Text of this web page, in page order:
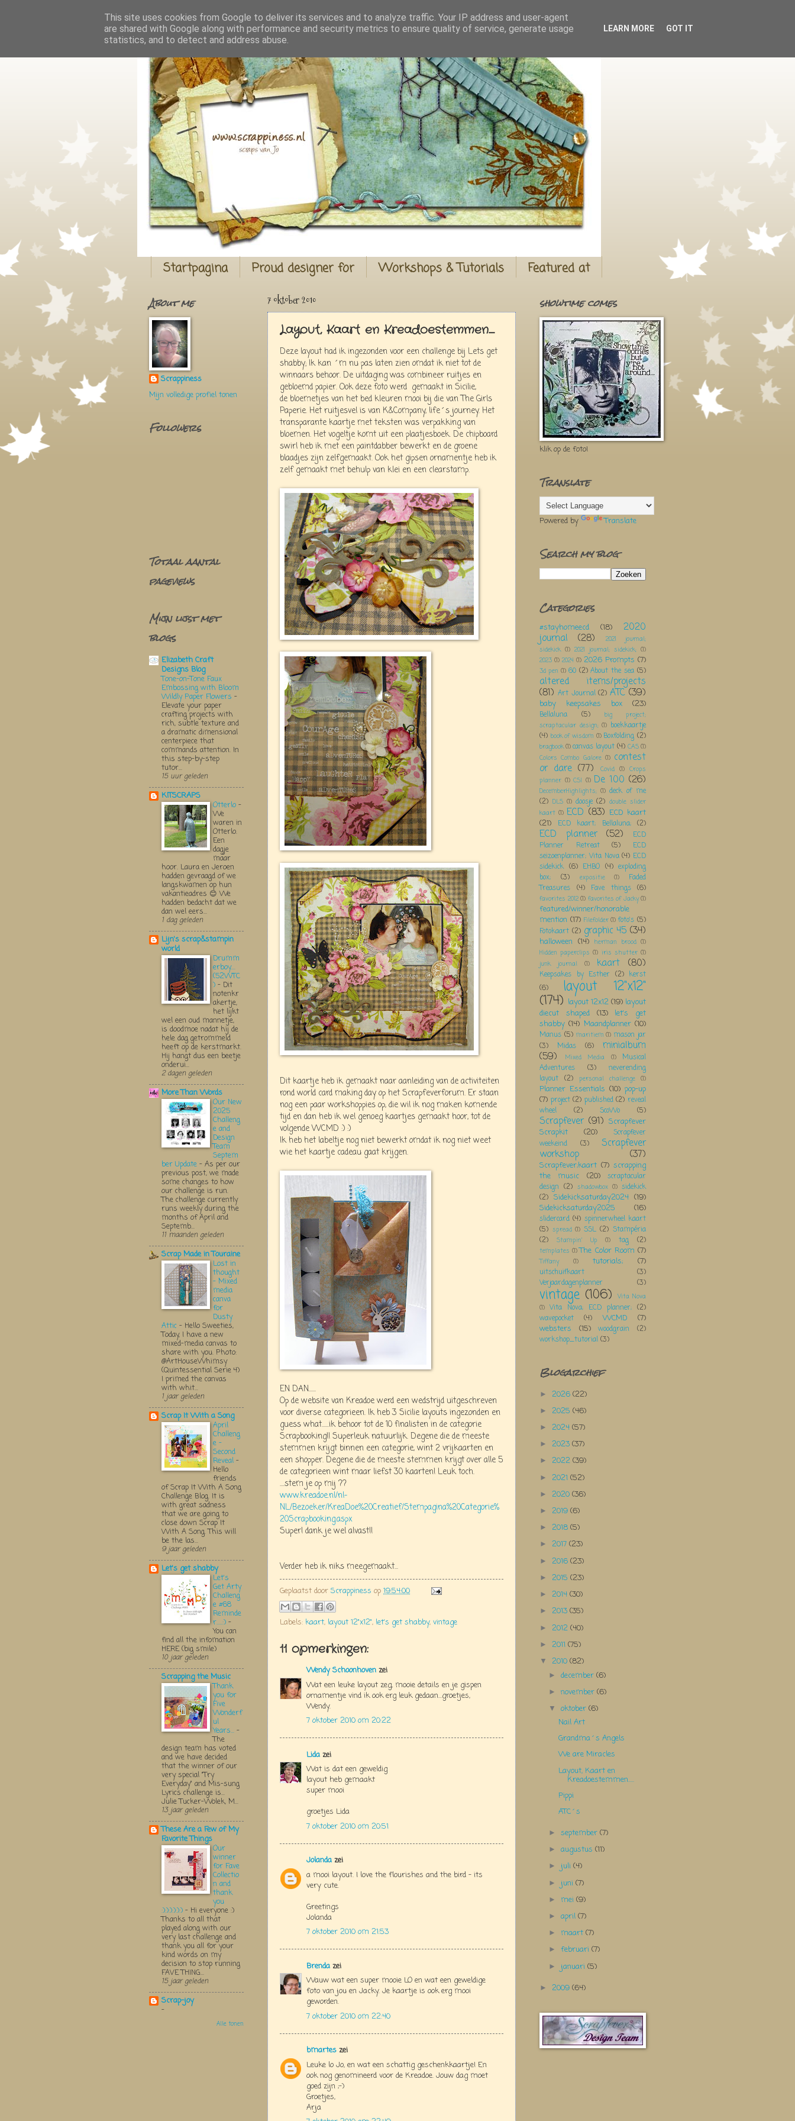
Startpagina Proud designer for Workshops & Tutorials Featured at
7 oktober 2010
Layout, Kaart en Kreadoestemmen.....
Deze layout had ik ingezonden voor een challenge bij Lets get
shabby; Ik kan ´m nu pas laten zien omdat ik niet tot de
winnaars behoor. De uitdaging was combineer ruitjes en
gebloemd papier. Ook deze foto werd gemaakt in Sicilie,
de bloemetjes van het bed kleuren mooi bij die van The Girls
Paperie. Het ruitjesvel is van K&Company, life´s journey. Het
transparante kaartje met teksten was verpakking van
bloemen. Het vogeltje komt uit een plaatjesboek. De chipboard
swirl heb ik met een paintdabber bewerkt en de groene
blaadjes zijn zelfgemaakt. Ook het gipsen ornamentje heb ik
zelf gemaakt met behulp van klei en een clearstamp.
Dit kaartje heb ik gemaakt naar aanleiding van de activiteiten
rond world card making day op het Scrapfeverforum. Er staan
nog een paar workshoppies op, die wil ik nog maken komende
tijd en dan heb ik wel genoeg kaartjes gemaakt hoor, tot de
volgende WCMD :) :)
Ik heb het labeltje nog niet bewerkt omdat ik nog niet weet
wie het kaartje cadeau gaat krijgen.
EN DAN......
Op de website van Kreadoe werd een wedstrijd uitgeschreven
voor diverse categorieen. Ik heb 3 Sicilie layouts ingezonden en
guess what......ik behoor tot de 10 finalisten in de categorie
Scrapbooking!! Superleuk natuurlijk. Degene die de meeste
stemmen krijgt binnen een categorie, wint 2 vrijkaarten en
een shopper. Degene die de meeste stemmen krijgt over alle 5
de categorieen wint maar liefst 30 kaarten! Leuk toch.
....stem je op mij ??
www.kreadoe.nl/nl-
NL/Bezoeker/KreaDoe%20Creatief/Stempagina%20Categorie%
20Scrapbooking.aspx
Super! dank je wel alvast!!
Verder heb ik niks meegemaakt...
Geplaatst door Scrappiness op 19:54:00
Labels: kaart, layout 12"x12", let's get shabby, vintage
11 opmerkingen:
Wendy Schoonhoven zei
Wat een leuke layout zeg, mooie details en je gispen
ornamentje vind ik ook erg leuk gedaan...groetjes,
Wendy.
7 oktober 2010 om 20:22
Lida zei
Wat is dat een geweldig
layout heb gemaakt
super mooi
groetjes Lida
7 oktober 2010 om 20:51
Jolanda zei
a mooi layout. I love the flourishes and the bird - its
very cute.
Greetings
Jolanda
7 oktober 2010 om 21:53
Brenda zei
Wauw wat een super mooie LO en wat een geweldige
foto van jou en Jacky. Je kaartje is ook erg mooi
geworden.
7 oktober 2010 om 22:40
bmartes zei
Leuke lo Jo, en wat een schattig geschenkkaartje! En
ook nog genomineerd voor de Kreadoe. Jouw dag moet
goed zijn ;-)
Groetjes,
Arja
About me
Scrappiness
Mijn volledige profiel tonen
Followers
Totaal aantal
pageviews
Mijn lijst met
blogs
Elizabeth Craft
Designs Blog
Tone-on-Tone Faux
Embossing with Bloom
Wildly Paper Flowers -
Elevate your paper
crafting projects with
rich, subtle texture and
a dramatic dimensional
centerpiece that
commands attention. In
this step-by-step
tutor...
15 uur geleden
KITSCRAPS
Otterlo -
We
waren in
Otterlo.
Een
dagje
maar
hoor. Laura en Jeroen
hadden gevraagd of we
langskwamen op hun
vakantieadres 😊 We
hadden bedacht dat we
dan wel eers...
1 dag geleden
Lijn's scrap&stampin
world
Drumm
erboy....
(52WTC
) - Dit
notenkr
akertje,
het lijkt
wel een oud mannetje,
is doodmoe nadat hij de
hele dag getrommeld
heeft op de kerstmarkt.
Hij hangt dus een beetje
onderui...
2 dagen geleden
More Than Words
Our New
2025
Challeng
e and
Design
Team
Septem
ber Update - As per our
previous post, we made
some changes to how
our challenge is run.
The challenge currently
runs weekly during the
months of April and
Septemb...
11 maanden geleden
Scrap Made in Touraine
Lost in
thought
- Mixed
media
canva
for
Dusty
Attic - Hello Sweeties,
Today, I have a new
mixed-media canvas to
share with you. Photo:
@ArtHouseWhimsy
(Quintessential Serie 4)
I primed the canvas
with whit...
1 jaar geleden
Scrap It With a Song
April
Challeng
e -
Second
Reveal -
Hello
friends
of Scrap It With A Song
Challenge Blog. It is
with great sadness
that we are going to
close down Scrap It
With A Song. This will
be the las...
9 jaar geleden
Let's get shabby
Let's
Get Arty
Challeng
e #68
Reminde
r.....:) -
You can
find all the infomation
HERE (big smile)
10 jaar geleden
Scrapping the Music
Thank
you for
Five
Wonderf
ul
Years... -
The
design team has voted
and we have decided
that the winner of our
very special "Try
Everyday" and Mis-sung
Lyrics challenge is...
Julie Tucker-Wolek, M...
13 jaar geleden
These Are a Few of My
Favorite Things
Our
winner
for Fave
Collectio
n and
thank
you
:):):):):):) - Hi everyone :)
Thanks to all that
played along with our
very last challenge and
thank you all for your
kind words on my
decision to stop running
FAVE THING...
15 jaar geleden
Scrap-joy
-
Alle tonen
showtime comes
klik op de foto!
Translate
Powered by Translate
Search my blog
Categories
#stayhomeecd (18) 2020
journal (28)
2021 journal;
sidekick (1) 2021 journal; sidekick; (1)
2023 (1) 2024 (1) 2026 Prompts (7)
3d pen (1) 60 (2) About the sea (5)
altered items/projects
(81) Art Journal (2) ATC (39)
baby keepsakes box (23)
Bellaluna (5)
big project;
scraptacular design; (1) boekkaartje
(4) book of wisdom (1) Boxfolding (2)
bragbook(1)canvas layout (4) CAS(1)
Colors Combo Galore (1) contest
or dare (77) Covid (1) Crops
planner (1) CSI (1) De 100 (26)
DecemberHighlights; (1) deck of me
(2) DLS (1) doosje (2) double slider
kaart (1) ECD (83) ECD kaart
(21)
ECD kaart; Bellaluna; (2)
ECD planner (52)
ECD
Planner Retreat
(5)
ECD
seizoenplanner; Vita Nova (4) ECD
sidekick (6) EHBO (4) exploding
box;
(3) expositie (1)
Faded
Treasures
(4) Fave things (6)
favorites 2012 (1) favorites of Jacky (1)
featured/winner/honorable
mention (17) Filefolder (1) foto's (5)
Fotokaart (2) graphic 45 (34)
halloween (14) herman brood (1)
Hidden paperclips (1) iris shutter (1)
junk journal
(1) kaart (80)
Keepsakes by Esther (2) kerst
(6)
layout 12"x12"
(174) layout 12x12 (19) layout
diecut shaped
(13)
let's get
shabby (14) Maandplanner (10)
Manus (5) maritiem (1) mason jar
(3)
Midas (6) minialbum
(59) Mixed Media (1)
Musical
Adventures
(3)
neverending
layout (2) personal challenge (1)
Planner Essentials (10) pop-up
(7) project (2) published (2) reveal
wheel
(2) ScoWo (5)
Scrapfever (91) Scrapfever
Scrapkit
(20)
Scrapfever
weekeind
(3) Scrapfever
workshop (37)
Scrapfever;kaart (7) scrapping
the music
(20)
scraptacular
design (2) shadowbox (1) sidekick
(2) Sidekicksaturday2024 (19)
Sidekicksaturday2025
(16)
slidercard (4) spinnerwheel kaart
(5) spread (1) SSL (2) Stampéria
(2)
Stampin' Up (1) tag (2)
templates (1) The Color Room (7)
Tiffany (1) tutorials; (7)
uitschuifkaart
(3)
Verjaardagenplanner
(3)
vintage (106)
Vita Nova
(1) Vita Nova; ECD planner; (2)
wavepocket
(4) WCMD
(7)
websters
(15) woodgrain
(2)
workshop_tutorial (3)
Blogarchief
► 2026 (22)
► 2025 (46)
► 2024 (57)
► 2023 (37)
► 2022 (39)
► 2021 (52)
► 2020 (36)
► 2019 (6)
► 2018 (5)
► 2017 (23)
► 2016 (23)
► 2015 (23)
► 2014 (30)
► 2013 (35)
► 2012 (40)
► 2011 (75)
▼ 2010 (82)
►december(6)
►november(6)
▼oktober(6)
Nail Art
Grandma´s Angels
We are Miracles
Layout, Kaart en
Kreadoestemmen.....
Pippi
ATC´s
►september(7)
►augustus(11)
► juli(4)
► juni(7)
► mei(9)
►april(7)
► maart(7)
►februari(7)
► januari(5)
► 2009 (64)
This site uses cookies from Google to deliver its services and to analyze traffic. Your IP address and user-agent
are shared with Google along with performance and security metrics to ensure quality of service, generate usage
statistics, and to detect and address abuse.
LEARN MORE GOT IT